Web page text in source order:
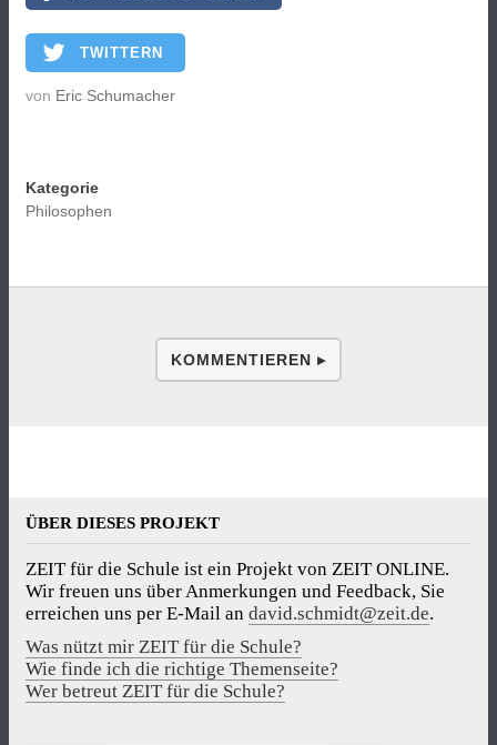
TWITTERN
von Eric Schumacher
Kategorie
Philosophen
KOMMENTIEREN ▸
ÜBER DIESES PROJEKT
ZEIT für die Schule ist ein Projekt von ZEIT ONLINE.
Wir freuen uns über Anmerkungen und Feedback, Sie
erreichen uns per E-Mail an david.schmidt@zeit.de.
Was nützt mir ZEIT für die Schule?
Wie finde ich die richtige Themenseite?
Wer betreut ZEIT für die Schule?